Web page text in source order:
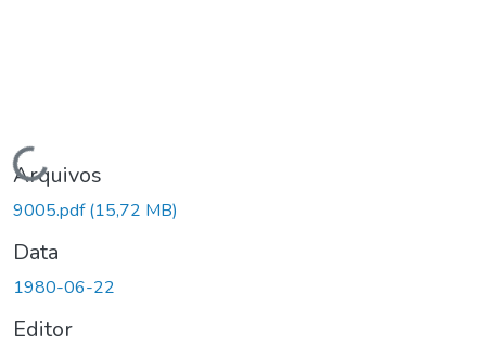
Carregando...
Arquivos
9005.pdf(15,72 MB)
Data
1980-06-22
Editor